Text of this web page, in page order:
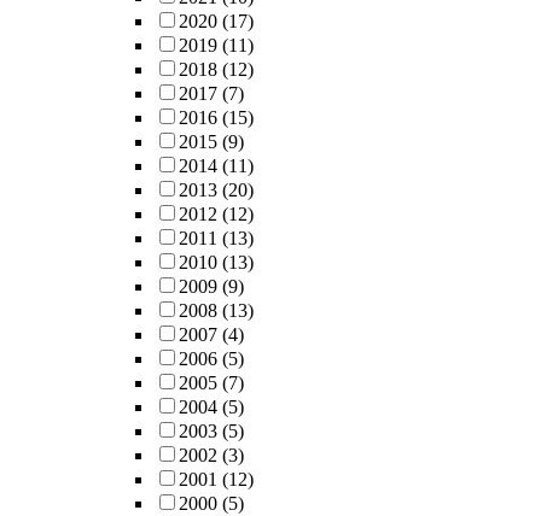
2020 (17)
2019 (11)
2018 (12)
2017 (7)
2016 (15)
2015 (9)
2014 (11)
2013 (20)
2012 (12)
2011 (13)
2010 (13)
2009 (9)
2008 (13)
2007 (4)
2006 (5)
2005 (7)
2004 (5)
2003 (5)
2002 (3)
2001 (12)
2000 (5)